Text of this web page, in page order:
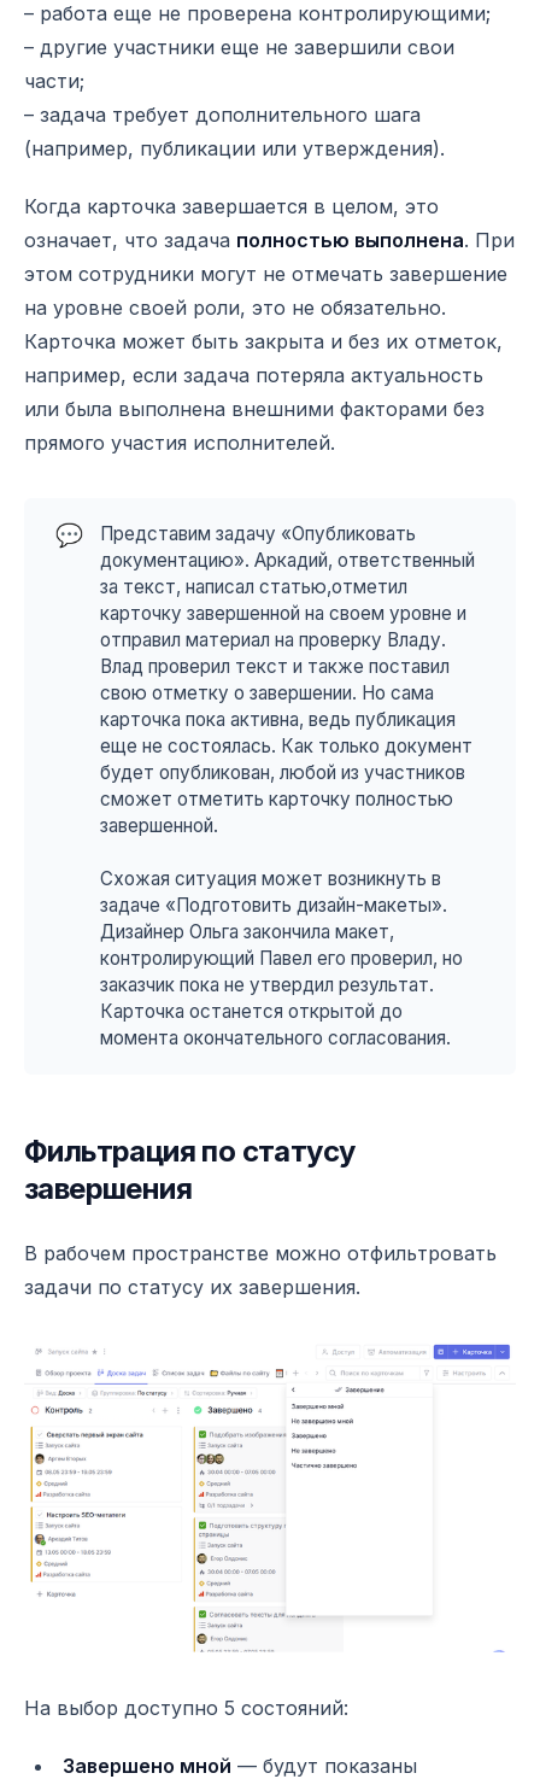
– работа еще не проверена контролирующими;
– другие участники еще не завершили свои
части;
– задача требует дополнительного шага
(например, публикации или утверждения).
Когда карточка завершается в целом, это
означает, что задача полностью выполнена. При
этом сотрудники могут не отмечать завершение
на уровне своей роли, это не обязательно.
Карточка может быть закрыта и без их отметок,
например, если задача потеряла актуальность
или была выполнена внешними факторами без
прямого участия исполнителей.
💬
Представим задачу «Опубликовать
документацию». Аркадий, ответственный
за текст, написал статью,отметил
карточку завершенной на своем уровне и
отправил материал на проверку Владу.
Влад проверил текст и также поставил
свою отметку о завершении. Но сама
карточка пока активна, ведь публикация
еще не состоялась. Как только документ
будет опубликован, любой из участников
сможет отметить карточку полностью
завершенной.
Схожая ситуация может возникнуть в
задаче «Подготовить дизайн-макеты».
Дизайнер Ольга закончила макет,
контролирующий Павел его проверил, но
заказчик пока не утвердил результат.
Карточка останется открытой до
момента окончательного согласования.
Фильтрация по статусу
завершения
В рабочем пространстве можно отфильтровать
задачи по статусу их завершения.
На выбор доступно 5 состояний:
Завершено мной — будут показаны